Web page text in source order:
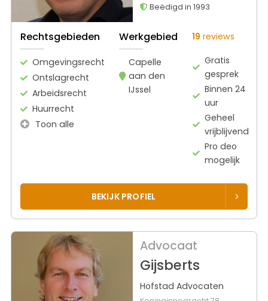
Beëdigd in 1993
Rechtsgebieden
Omgevingsrecht
Ontslagrecht
Arbeidsrecht
Huurrecht
Toon alle
Werkgebied
Capelle
aan den
IJssel
19 reviews
Gratis
gesprek
Binnen 24
uur
Geheel
vrijblijvend
Pro deo
mogelijk
BEKIJK PROFIEL
Advocaat
Gijsberts
Hofstad Advocaten